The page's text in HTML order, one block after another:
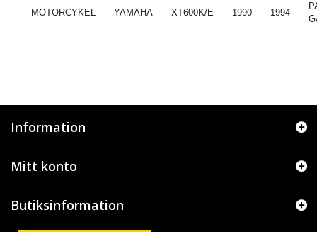
MOTORCYKEL YAMAHA XT600K/E 1990 1994
Information
Mitt konto
Butiksinformation